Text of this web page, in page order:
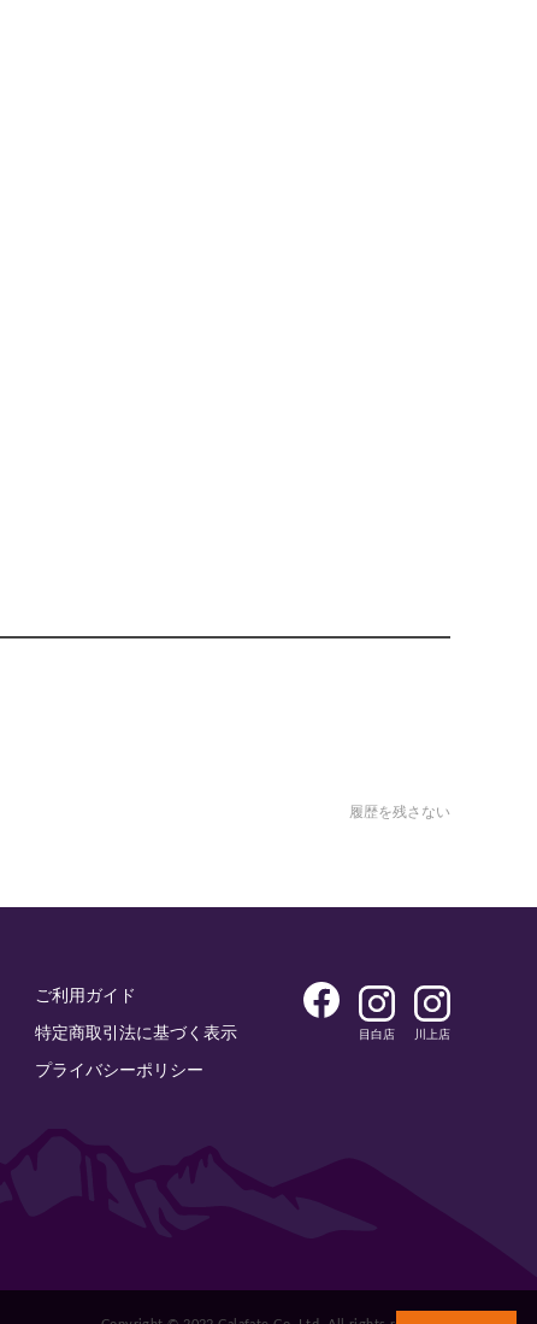
履歴を残さない
ご利用ガイド
特定商取引法に基づく表示
プライバシーポリシー
目白店 川上店